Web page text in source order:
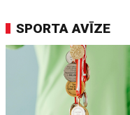
SPORTA AVĪZE